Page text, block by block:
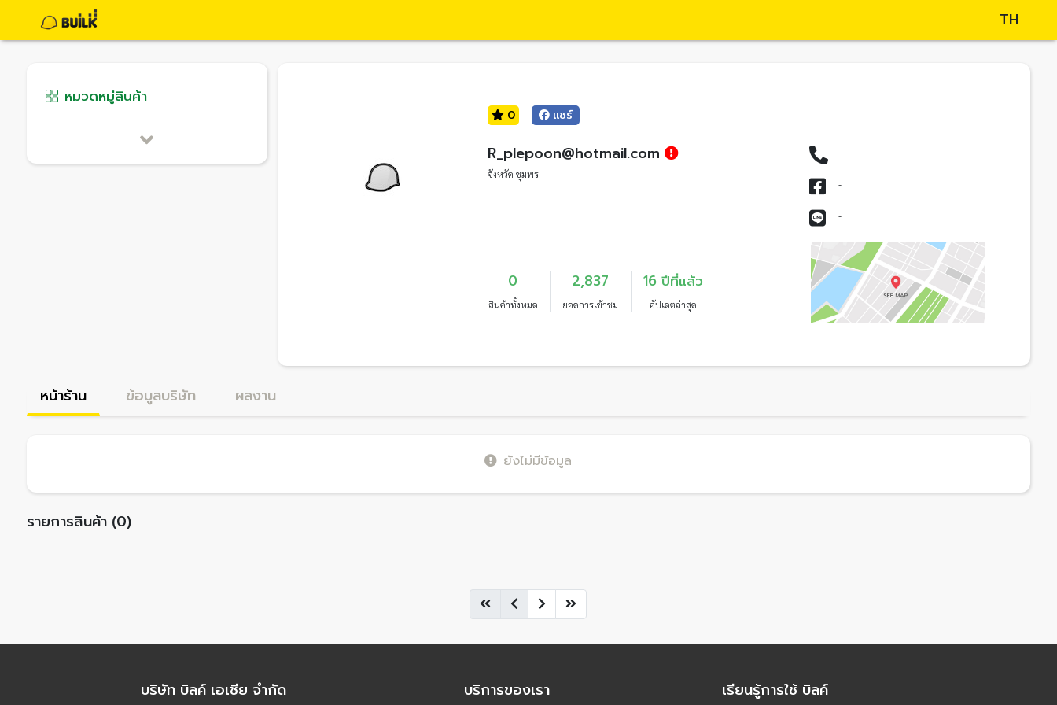
TH
หมวดหมู่สินค้า
0 แชร์
R_plepoon@hotmail.com
จังหวัด ชุมพร
0
สินค้าทั้งหมด
2,837
ยอดการเข้าชม
16 ปีที่แล้ว
อัปเดตล่าสุด
-
-
หน้าร้าน ข้อมูลบริษัท ผลงาน
ยังไม่มีข้อมูล
รายการสินค้า (0)
บริษัท บิลค์ เอเชีย จำกัด บริการของเรา เรียนรู้การใช้ บิลค์